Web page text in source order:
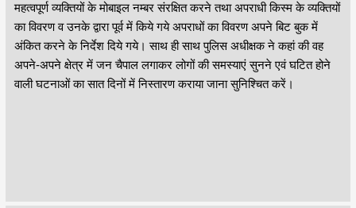
महत्वपूर्ण व्यक्तियों के मोबाइल नम्बर संरक्षित करने तथा अपराधी किस्म के व्यक्तियों
का विवरण व उनके द्वारा पूर्व में किये गये अपराधों का विवरण अपने बिट बुक में
अंकित करने के निर्देश दिये गये। साथ ही साथ पुलिस अधीक्षक ने कहां की वह
अपने-अपने क्षेत्र में जन चैपाल लगाकर लोगों की समस्याएं सुनने एवं घटित होने
वाली घटनाओं का सात दिनों में निस्तारण कराया जाना सुनिश्चित करें।